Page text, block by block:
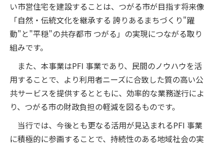
い市営住宅を建設することは、つがる市が目指す将来像
「自然・伝統文化を継承する 誇りあるまちづくり"躍
動"と"平穏"の共存都市 つがる」の実現につながる取り
組みです。
また、本事業はPFI 事業であり、民間のノウハウを活
用することで、より利用者ニーズに合致した質の高い公
共サービスを提供するとともに、効率的な業務遂行によ
り、つがる市の財政負担の軽減を図るものです。
当行では、今後とも更なる活用が見込まれるPFI 事業
に積極的に参画することで、持続性のある地域社会の実